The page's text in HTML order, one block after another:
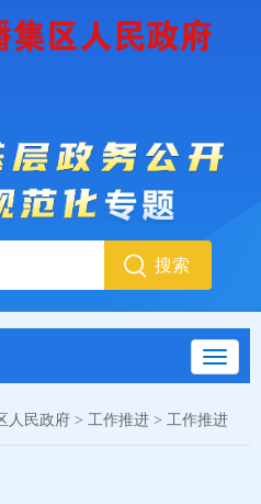
人民政府 > 工作推进 > 工作推进